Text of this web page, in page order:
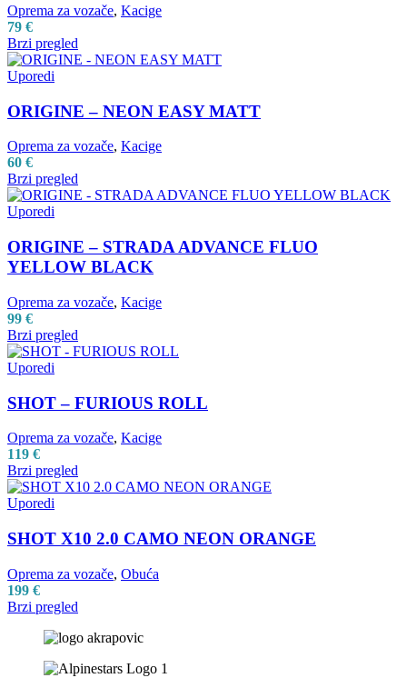
Oprema za vozače, Kacige
79 €
Brzi pregled
Uporedi
ORIGINE – NEON EASY MATT
Oprema za vozače, Kacige
60 €
Brzi pregled
Uporedi
ORIGINE – STRADA ADVANCE FLUO
YELLOW BLACK
Oprema za vozače, Kacige
99 €
Brzi pregled
Uporedi
SHOT – FURIOUS ROLL
Oprema za vozače, Kacige
119 €
Brzi pregled
Uporedi
SHOT X10 2.0 CAMO NEON ORANGE
Oprema za vozače, Obuća
199 €
Brzi pregled